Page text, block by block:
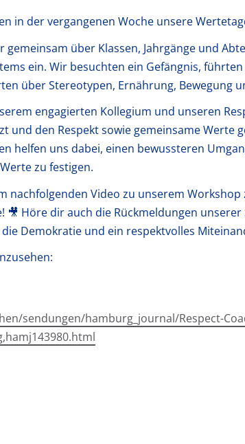
in der vergangenen Woche unsere
gemeinsam über Klassen, Jahrgänge und
ein. Wir besuchten ein Gefängnis,
über Stereotypen, Ernährung, Bewegung
engagierten Kollegium und unseren
und den Respekt sowie gemeinsame Werte
helfen uns dabei, einen bewussteren
zu festigen.
nachfolgenden Video zu unserem
🎥 Höre dir auch die Rückmeldungen
Demokratie und ein respektvolles
sendungen/hamburg_journal/Respect-